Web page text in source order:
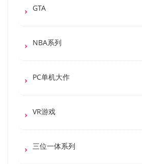
GTA
NBA系列
PC单机大作
VR游戏
三位一体系列